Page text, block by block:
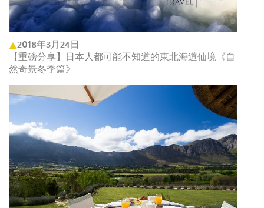
2018年3月24日
【重磅分享】日本人都可能不知道的東北海道仙境《自
然奇景冬季篇》